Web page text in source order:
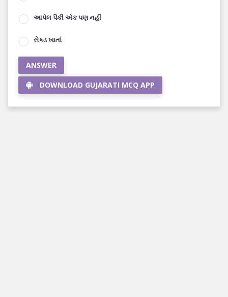
આપેલ પૈકી એક પણ નહીં
રોકડ ખાતાં
ANSWER
DOWNLOAD GUJARATI MCQ APP